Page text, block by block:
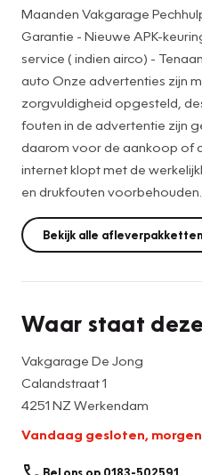
De Matrix-LED koplampen
nauwkeurige verlichting,
sportieve uitstraling van deze
Dankzij de Softclose
en geruisloos, wat bijdraagt
deze auto. De S6 Diffuser en
het interieur benadrukken het
Audi.
Met de elektrisch
voor avontuur, of het nu gaat
muzikale ervaring wordt.
over deze prachtige auto.
Maanden Vakgarage
Garantie - Nieuwe APK-
service ( indien airco) -
auto Onze advertenties zijn
zorgvuldigheid opgesteld,
fouten in de advertentie zijn
daarom voor de aankoop of
internet klopt met de
en drukfouten
Bekijk alle afleverpakketten
Waar staat
Vakgarage De Jong
Calandstraat 1
4251 NZ Werkendam
Vandaag gesloten,